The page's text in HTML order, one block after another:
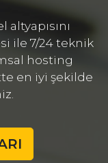
altyapısını
ile 7/24 teknik
hosting
en iyi şekilde